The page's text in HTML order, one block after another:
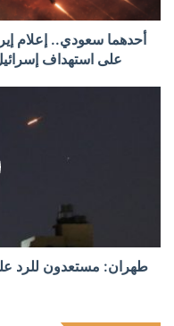
أحدهما سعودي.. إعلام
على استهداف
طهران: مستعدون للرد